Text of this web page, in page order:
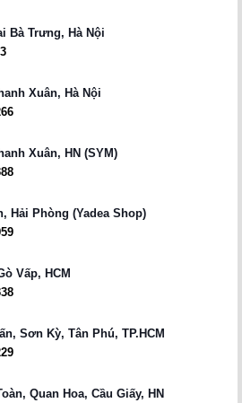
Bà Trưng, Hà Nội
Xuân, Hà Nội
Xuân, HN (SYM)
Hải Phòng (Yadea Shop)
Vấp, HCM
Sơn Kỳ, Tân Phú, TP.HCM
Quan Hoa, Cầu Giấy, HN